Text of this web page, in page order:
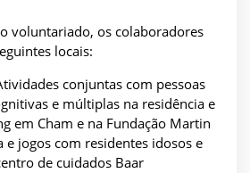
voluntariado, os colaboradores
locais:
conjuntas com pessoas
e múltiplas na residência e
em Cham e na Fundação Martin
e jogos com residentes idosos e
de cuidados Baar